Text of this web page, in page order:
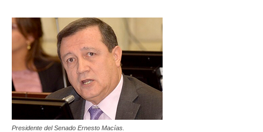
Presidente del Senado Ernesto Macías.